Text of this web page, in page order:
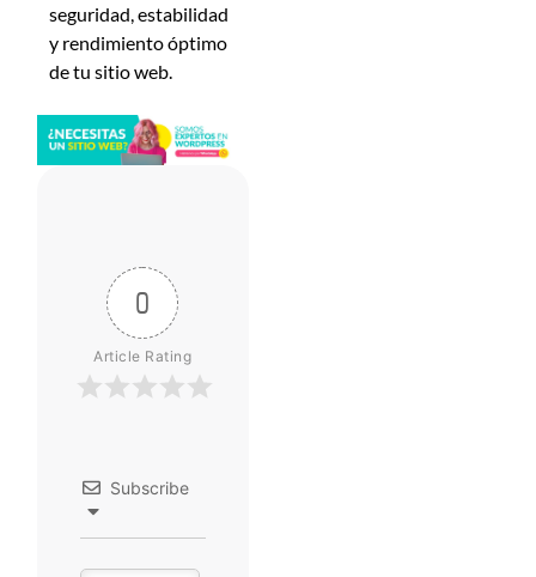
seguridad, estabilidad
y rendimiento óptimo
de tu sitio web.
0
Article Rating
Subscribe